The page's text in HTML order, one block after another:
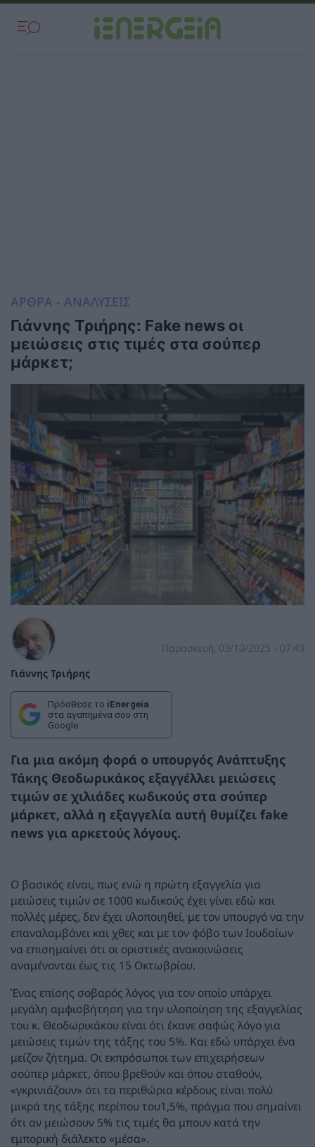
ΑΡΘΡΑ - ΑΝΑΛΥΣΕΙΣ
Γιάννης Τριήρης: Fake news οι
μειώσεις στις τιμές στα σούπερ
μάρκετ;
Γιάννης Τριήρης
Παρασκευή, 03/10/2025 - 07:43
Πρόσθεσε το iEnergeia
στα αγαπημένα σου στη
Google
Για μια ακόμη φορά ο υπουργός Ανάπτυξης
Τάκης Θεοδωρικάκος εξαγγέλλει μειώσεις
τιμών σε χιλιάδες κωδικούς στα σούπερ
μάρκετ, αλλά η εξαγγελία αυτή θυμίζει fake
news για αρκετούς λόγους.
Ο βασικός είναι, πως ενώ η πρώτη εξαγγελία για
μειώσεις τιμών σε 1000 κωδικούς έχει γίνει εδώ και
πολλές μέρες, δεν έχει υλοποιηθεί, με τον υπουργό να την
επαναλαμβάνει και χθες και με τον φόβο των Ιουδαίων
να επισημαίνει ότι οι οριστικές ανακοινώσεις
αναμένονται έως τις 15 Οκτωβρίου.
Ένας επίσης σοβαρός λόγος για τον οποίο υπάρχει
μεγάλη αμφισβήτηση για την υλοποίηση της εξαγγελίας
του κ. Θεοδωρικάκου είναι ότι έκανε σαφώς λόγο για
μειώσεις τιμών της τάξης του 5%. Και εδώ υπάρχει ένα
μείζον ζήτημα. Οι εκπρόσωποι των επιχειρήσεων
σούπερ μάρκετ, όπου βρεθούν και όπου σταθούν,
«γκρινιάζουν» ότι τα περιθώρια κέρδους είναι πολύ
μικρά της τάξης περίπου του1,5%, πράγμα που σημαίνει
ότι αν μειώσουν 5% τις τιμές θα μπουν κατά την
εμπορική διάλεκτο «μέσα».